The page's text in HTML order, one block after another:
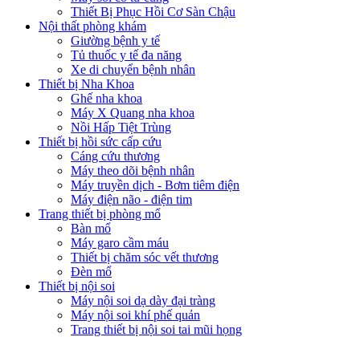
Thiết Bị Phục Hồi Cơ Sàn Chậu
Nội thất phòng khám
Giường bệnh y tế
Tủ thuốc y tế đa năng
Xe di chuyển bệnh nhân
Thiết bị Nha Khoa
Ghế nha khoa
Máy X Quang nha khoa
Nồi Hấp Tiệt Trùng
Thiết bị hồi sức cấp cứu
Cáng cứu thương
Máy theo dõi bệnh nhân
Máy truyền dịch - Bơm tiêm điện
Máy điện não - điện tim
Trang thiết bị phòng mổ
Bàn mổ
Máy garo cầm máu
Thiết bị chăm sóc vết thương
Đèn mổ
Thiết bị nội soi
Máy nội soi dạ dày đại tràng
Máy nội soi khí phế quản
Trang thiết bị nội soi tai mũi họng